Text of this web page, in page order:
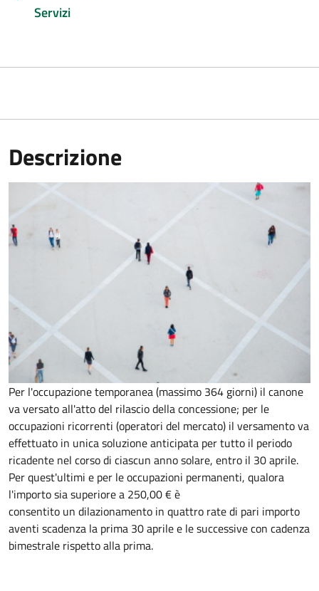
Servizi
Descrizione
Per l'occupazione temporanea (massimo 364 giorni) il canone
va versato all'atto del rilascio della concessione; per le
occupazioni ricorrenti (operatori del mercato) il versamento va
effettuato in unica soluzione anticipata per tutto il periodo
ricadente nel corso di ciascun anno solare, entro il 30 aprile.
Per quest'ultimi e per le occupazioni permanenti, qualora
l'importo sia superiore a 250,00 € è
consentito un dilazionamento in quattro rate di pari importo
aventi scadenza la prima 30 aprile e le successive con cadenza
bimestrale rispetto alla prima.